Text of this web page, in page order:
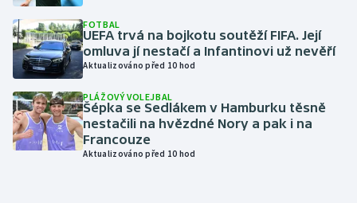
Motorsport
Olympijské hry
Parasport
Plavání
FOTBAL
UEFA trvá na bojkotu soutěží FIFA. Její
omluva jí nestačí a Infantinovi už nevěří
Aktualizováno před 10 hod
PLÁŽOVÝ VOLEJBAL
Šépka se Sedlákem v Hamburku těsně
nestačili na hvězdné Nory a pak i na
Francouze
Aktualizováno před 10 hod